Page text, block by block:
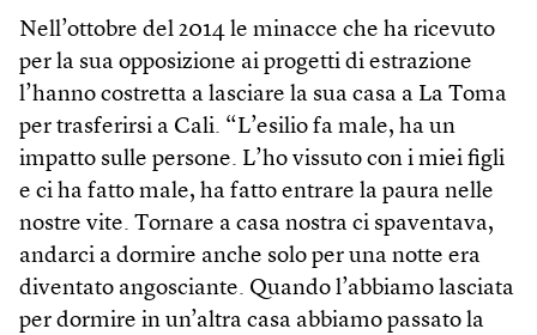
Nell’ottobre del 2014 le minacce che ha ricevuto
per la sua opposizione ai progetti di estrazione
l’hanno costretta a lasciare la sua casa a La Toma
per trasferirsi a Cali. “L’esilio fa male, ha un
impatto sulle persone. L’ho vissuto con i miei figli
e ci ha fatto male, ha fatto entrare la paura nelle
nostre vite. Tornare a casa nostra ci spaventava,
andarci a dormire anche solo per una notte era
diventato angosciante. Quando l’abbiamo lasciata
per dormire in un’altra casa abbiamo passato la